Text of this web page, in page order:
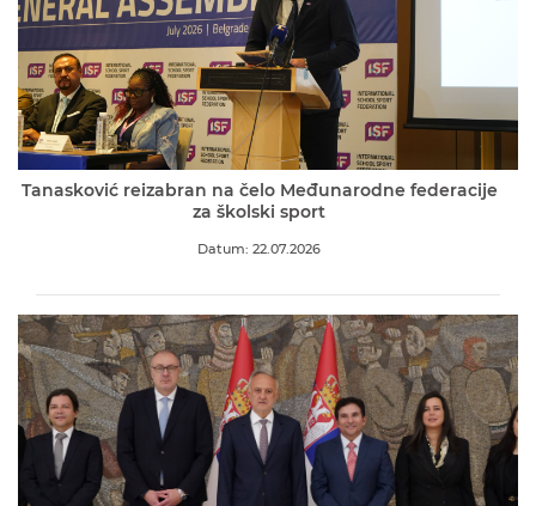
Tanasković reizabran na čelo Međunarodne federacije
za školski sport
Datum: 22.07.2026